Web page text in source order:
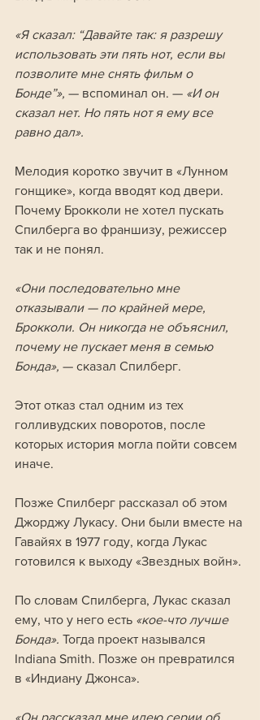
«Я сказал: “Давайте так: я разрешу
использовать эти пять нот, если вы
позволите мне снять фильм о
Бонде”», — вспоминал он. — «И он
сказал нет. Но пять нот я ему все
равно дал».
Мелодия коротко звучит в «Лунном
гонщике», когда вводят код двери.
Почему Брокколи не хотел пускать
Спилберга во франшизу, режиссер
так и не понял.
«Они последовательно мне
отказывали — по крайней мере,
Брокколи. Он никогда не объяснил,
почему не пускает меня в семью
Бонда», — сказал Спилберг.
Этот отказ стал одним из тех
голливудских поворотов, после
которых история могла пойти совсем
иначе.
Позже Спилберг рассказал об этом
Джорджу Лукасу. Они были вместе на
Гавайях в 1977 году, когда Лукас
готовился к выходу «Звездных войн».
По словам Спилберга, Лукас сказал
ему, что у него есть «кое-что лучше
Бонда». Тогда проект назывался
Indiana Smith. Позже он превратился
в «Индиану Джонса».
«Он рассказал мне идею серии об